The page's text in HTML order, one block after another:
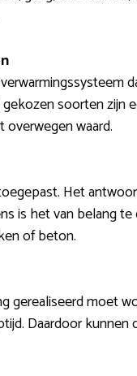
soorten zijn
waard.
Het
is het van belang
of beton.
gerealiseerd moet
Daardoor